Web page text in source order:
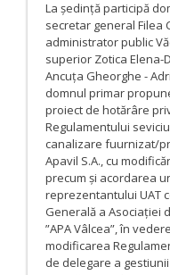
La ședință participă
secretar general Filea
administrator public
superior Zotica
Ancuța Gheorghe -
domnul primar
proiect de hotărâre
Regulamentului
canalizare fuurnizat/
Apavil S.A., cu
precum și acordarea
reprezentantului UAT
Generală a Asociației
”APA Vâlcea”, în
modificarea
de delegare a